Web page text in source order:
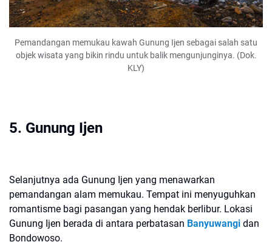
Pemandangan memukau kawah Gunung Ijen sebagai salah satu
objek wisata yang bikin rindu untuk balik mengunjunginya. (Dok.
KLY)
5. Gunung Ijen
Selanjutnya ada Gunung Ijen yang menawarkan
pemandangan alam memukau. Tempat ini menyuguhkan
romantisme bagi pasangan yang hendak berlibur. Lokasi
Gunung Ijen berada di antara perbatasan Banyuwangi dan
Bondowoso.